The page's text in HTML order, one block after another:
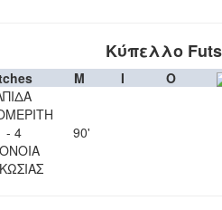
Κύπελλο
M I
O
- 4
90'